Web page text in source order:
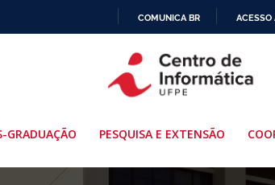
PARA
O
COMUNICA BR ACESSO
GRADUAÇÃO PESQUISA E EXTENSÃO